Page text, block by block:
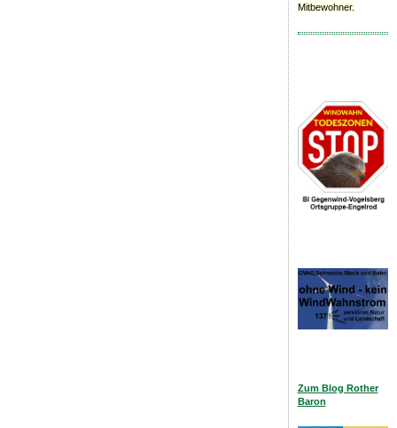
Mitbewohner.
Zum Blog Rother
Baron